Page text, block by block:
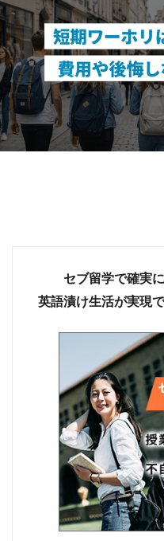
セブ留学で確実
英語漬け生活が実現